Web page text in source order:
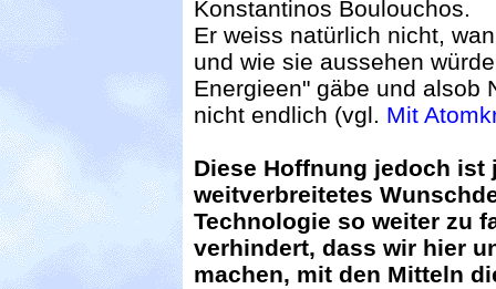
Konstantinos Boulouchos.
Er weiss natürlich nicht,
und wie sie aussehen
Energieen" gäbe und alsob
nicht endlich (vgl. Mit
Diese Hoffnung jedoch ist
weitverbreitetes
Technologie so weiter zu
verhindert, dass wir hier
machen, mit den Mitteln